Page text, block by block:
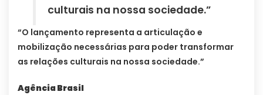
culturais na nossa sociedade.”
“O lançamento representa a articulação e
mobilização necessárias para poder transformar
as relações culturais na nossa sociedade.”
Agência Brasil